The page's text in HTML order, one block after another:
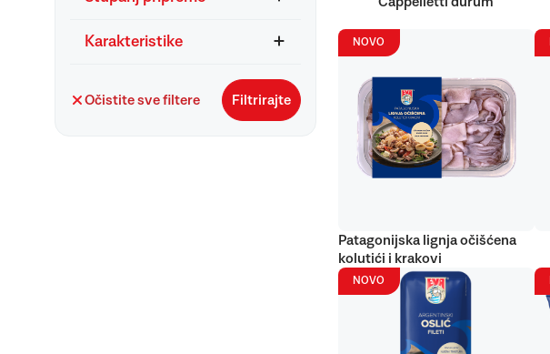
Karakteristike
Očistite sve filtere Filtrirajte
NOVO
Patagonijska lignja očišćena
kolutići i krakovi
NOVO